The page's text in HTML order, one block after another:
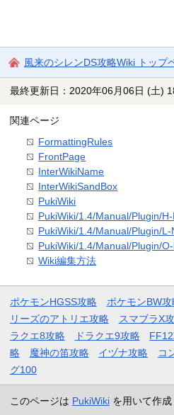
風来のシレンDS攻略Wiki トップ
最終更新日：2020年06月06日 (土)
関連ページ
FormattingRules
FrontPage
InterWikiName
InterWikiSandBox
PukiWiki
PukiWiki/1.4/Manual/Plugin/
PukiWiki/1.4/Manual/Plugin/L-
PukiWiki/1.4/Manual/Plugin/
Wiki編集方法
ポケモンHGSS攻略 ポケモンBW攻
リーズのアトリエ攻略
スマブラX
ラクエ8攻略
ドラクエ9攻略
略
魔神の笛攻略 イヅナ攻略 コ
グ100
このページは PukiWikiを用いて作成